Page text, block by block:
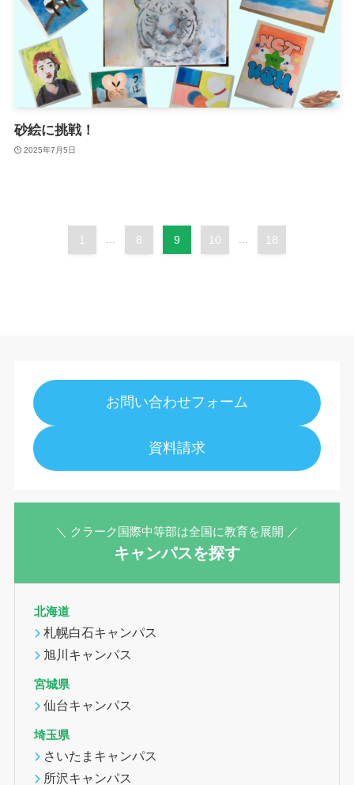
砂絵に挑戦！
2025年7月5日
1 ... 8 9 10 ... 18
お問い合わせフォーム
資料請求
＼ クラーク国際中等部は全国に教育を展開 ／
キャンパスを探す
北海道
札幌白石キャンパス
旭川キャンパス
宮城県
仙台キャンパス
埼玉県
さいたまキャンパス
所沢キャンパス